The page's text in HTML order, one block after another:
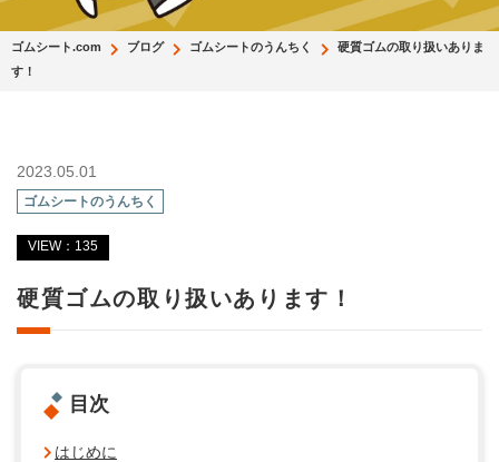
ゴムシート.com ブログ ゴムシートのうんちく
硬質ゴムの取り扱いありま
す！
2023.05.01
ゴムシートのうんちく
VIEW：135
硬質ゴムの取り扱いあります！
目次
はじめに